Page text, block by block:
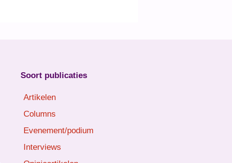
Soort publicaties
Artikelen
Columns
Evenement/podium
Interviews